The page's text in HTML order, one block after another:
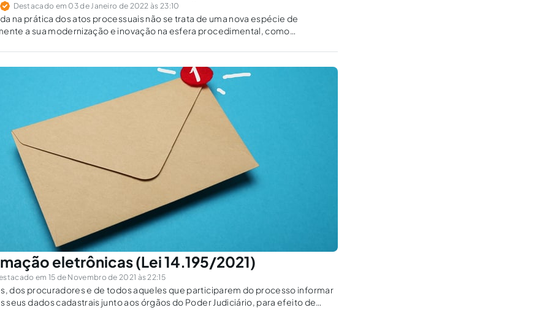
Destacado em 03 de Janeiro de 2022 às 23:10
na prática dos atos processuais não se trata de uma nova espécie de
a sua modernização e inovação na esfera procedimental, como
eletrônicas (Lei 14.195/2021)
em 15 de Novembro de 2021 às 22:15
dos procuradores e de todos aqueles que participarem do processo informar
seus dados cadastrais junto aos órgãos do Poder Judiciário, para efeito de